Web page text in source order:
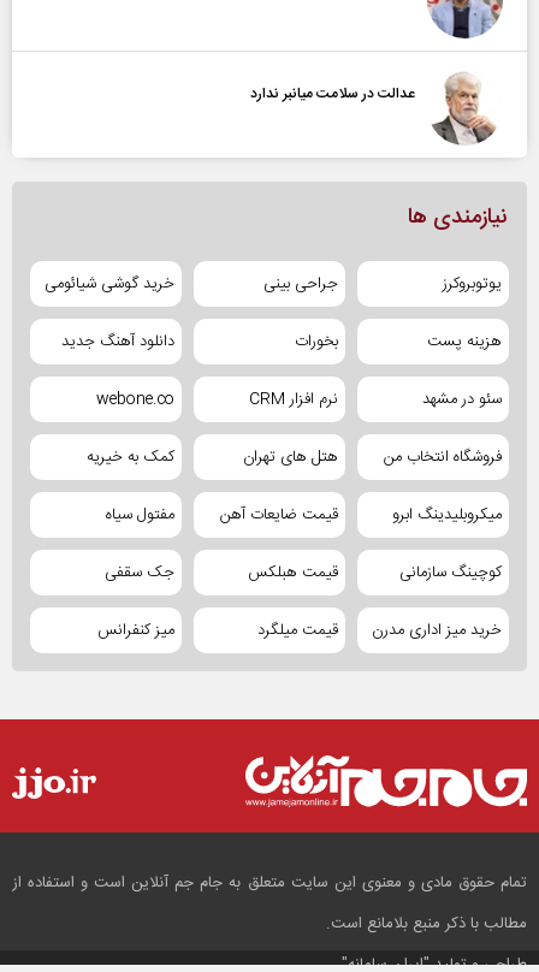
عدالت در سلامت میانبر ندارد
نیازمندی ها
یوتوبروکرز جراحی بینی خرید گوشی شیائومی
هزینه پست بخورات دانلود آهنگ جدید
سئو در مشهد نرم افزار CRM webone.co
فروشگاه انتخاب من هتل های تهران کمک به خیریه
میکروبلیدینگ ابرو قیمت ضایعات آهن مفتول سیاه
کوچینگ سازمانی قیمت هبلکس جک سقفی
خرید میز اداری مدرن قیمت میلگرد میز کنفرانس
تمام حقوق مادی و معنوی این سایت متعلق به جام جم آنلاین است و استفاده از
مطالب با ذکر منبع بلامانع است.
طراحی و تولید"ایران سامانه"